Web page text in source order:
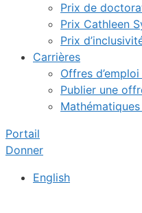
Prix de
Prix Cathleen
Prix
Carrières
Offres
Publier une
Mathématiques
Portail
Donner
English